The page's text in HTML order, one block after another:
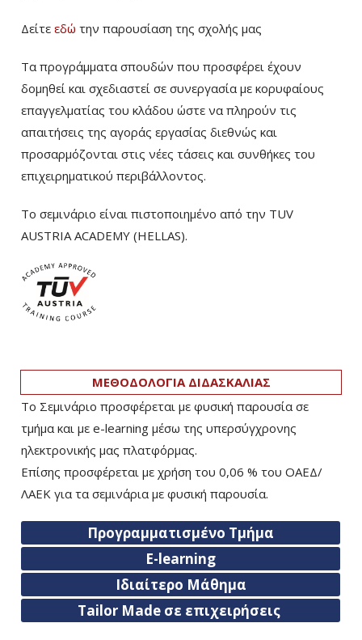
Δείτε εδώ την παρουσίαση της σχολής μας
Τα προγράμματα σπουδών που προσφέρει έχουν
δομηθεί και σχεδιαστεί σε συνεργασία με κορυφαίους
επαγγελματίας του κλάδου ώστε να πληρούν τις
απαιτήσεις της αγοράς εργασίας διεθνώς και
προσαρμόζονται στις νέες τάσεις και συνθήκες του
επιχειρηματικού περιβάλλοντος.
Το σεμινάριο είναι πιστοποιημένο από την TUV
AUSTRIA ACADEMY (HELLAS).
ΜΕΘΟΔΟΛΟΓΙΑ ΔΙΔΑΣΚΑΛΙΑΣ
Το Σεμινάριο προσφέρεται με φυσική παρουσία σε
τμήμα και με e-learning μέσω της υπερσύγχρονης
ηλεκτρονικής μας πλατφόρμας.
Επίσης προσφέρεται με χρήση του 0,06 % του ΟΑΕΔ/
ΛΑΕΚ για τα σεμινάρια με φυσική παρουσία.
Προγραμματισμένο Τμήμα
E-learning
Ιδιαίτερο Μάθημα
Tailor Made σε επιχειρήσεις